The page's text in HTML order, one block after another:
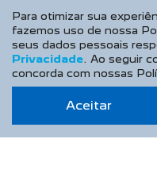
Para otimizar sua
fazemos uso de nossa
seus dados pessoais
Privacidade. Ao seguir
concorda com nossas
Aceitar